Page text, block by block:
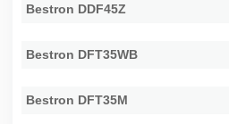
Bestron DDF45Z
Bestron DFT35WB
Bestron DFT35M